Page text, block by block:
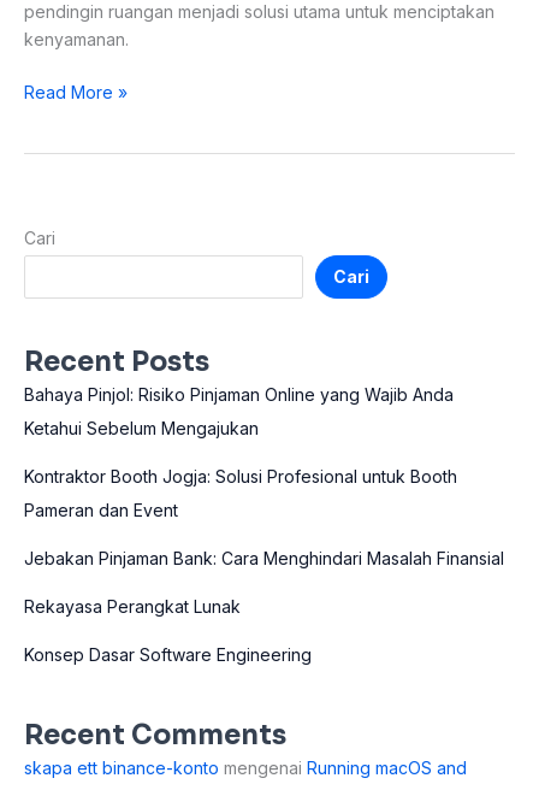
pendingin ruangan menjadi solusi utama untuk menciptakan
kenyamanan.
Read More »
Cari
Cari
Recent Posts
Bahaya Pinjol: Risiko Pinjaman Online yang Wajib Anda
Ketahui Sebelum Mengajukan
Kontraktor Booth Jogja: Solusi Profesional untuk Booth
Pameran dan Event
Jebakan Pinjaman Bank: Cara Menghindari Masalah Finansial
Rekayasa Perangkat Lunak
Konsep Dasar Software Engineering
Recent Comments
skapa ett binance-konto mengenai Running macOS and